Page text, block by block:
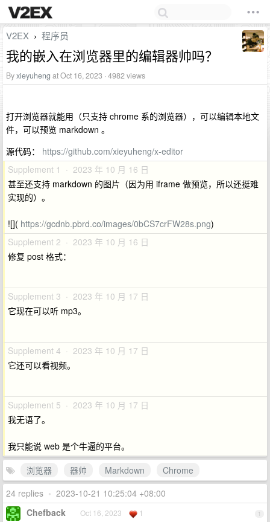
V2EX › 程序员
我的嵌入在浏览器里的编辑器帅吗？
Byxieyuheng at Oct 16, 2023 · 4982 views
打开浏览器就能用（只支持 chrome 系的浏览器），可以编辑本地文
件，可以预览 markdown 。
源代码： https://github.com/xieyuheng/x-editor
Supplement 1 · 2023 年 10 月 16 日
甚至还支持 markdown 的图片（因为用 iframe 做预览，所以还挺难
实现的）。
![]( https://gcdnb.pbrd.co/images/0bCS7crFW28s.png)
Supplement 2 · 2023 年 10 月 16 日
修复 post 格式：
Supplement 3 · 2023 年 10 月 17 日
它现在可以听 mp3。
Supplement 4 · 2023 年 10 月 17 日
它还可以看视频。
Supplement 5 · 2023 年 10 月 17 日
我无语了。
我只能说 web 是个牛逼的平台。
浏览器
器帅 Markdown
Chrome
24 replies • 2023-10-21 10:25:04 +08:00
1
Chefback Oct 16, 2023 1